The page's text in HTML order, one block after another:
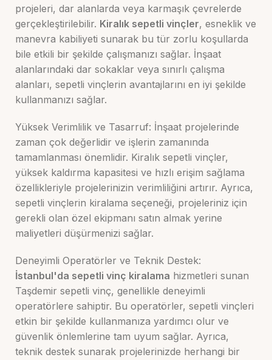
projeleri, dar alanlarda veya karmaşık çevrelerde
gerçekleştirilebilir. Kiralık sepetli vinçler, esneklik ve
manevra kabiliyeti sunarak bu tür zorlu koşullarda
bile etkili bir şekilde çalışmanızı sağlar. İnşaat
alanlarındaki dar sokaklar veya sınırlı çalışma
alanları, sepetli vinçlerin avantajlarını en iyi şekilde
kullanmanızı sağlar.
Yüksek Verimlilik ve Tasarruf: İnşaat projelerinde
zaman çok değerlidir ve işlerin zamanında
tamamlanması önemlidir. Kiralık sepetli vinçler,
yüksek kaldırma kapasitesi ve hızlı erişim sağlama
özellikleriyle projelerinizin verimliliğini artırır. Ayrıca,
sepetli vinçlerin kiralama seçeneği, projeleriniz için
gerekli olan özel ekipmanı satın almak yerine
maliyetleri düşürmenizi sağlar.
Deneyimli Operatörler ve Teknik Destek:
İstanbul'da sepetli vinç kiralama hizmetleri sunan
Taşdemir sepetli vinç, genellikle deneyimli
operatörlere sahiptir. Bu operatörler, sepetli vinçleri
etkin bir şekilde kullanmanıza yardımcı olur ve
güvenlik önlemlerine tam uyum sağlar. Ayrıca,
teknik destek sunarak projelerinizde herhangi bir